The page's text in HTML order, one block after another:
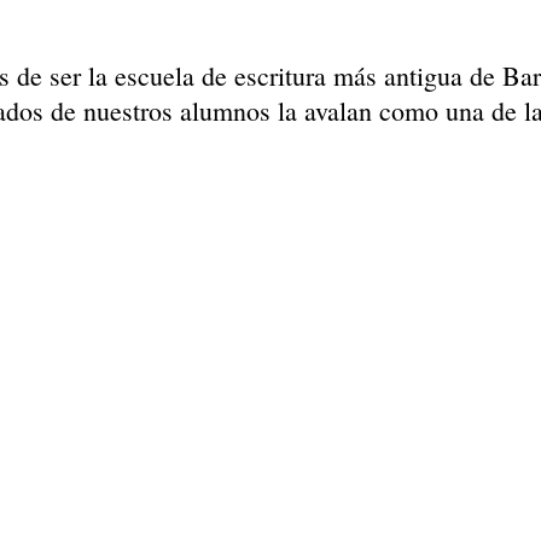
de ser la escuela de escritura más antigua de
de nuestros alumnos la avalan como una de